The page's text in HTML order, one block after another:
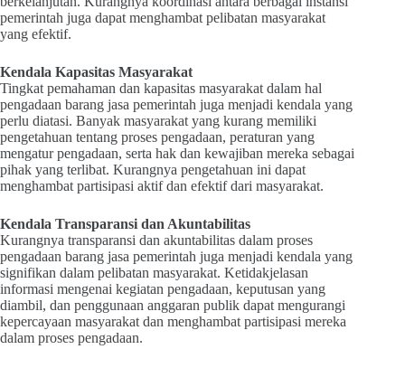
pemerintah juga dapat menghambat pelibatan masyarakat
yang efektif.
Kendala Kapasitas Masyarakat
Tingkat pemahaman dan kapasitas masyarakat dalam hal
pengadaan barang jasa pemerintah juga menjadi kendala yang
perlu diatasi. Banyak masyarakat yang kurang memiliki
pengetahuan tentang proses pengadaan, peraturan yang
mengatur pengadaan, serta hak dan kewajiban mereka sebagai
pihak yang terlibat. Kurangnya pengetahuan ini dapat
menghambat partisipasi aktif dan efektif dari masyarakat.
Kendala Transparansi dan Akuntabilitas
Kurangnya transparansi dan akuntabilitas dalam proses
pengadaan barang jasa pemerintah juga menjadi kendala yang
signifikan dalam pelibatan masyarakat. Ketidakjelasan
informasi mengenai kegiatan pengadaan, keputusan yang
diambil, dan penggunaan anggaran publik dapat mengurangi
kepercayaan masyarakat dan menghambat partisipasi mereka
dalam proses pengadaan.